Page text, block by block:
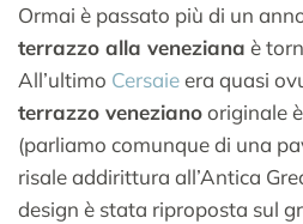
Ormai è passato più di un
terrazzo alla veneziana è
All’ultimo Cersaieera quasi
terrazzo venezianooriginale
(parliamo comunque di una
risale addirittura all’Antica
design è stata riproposta sul